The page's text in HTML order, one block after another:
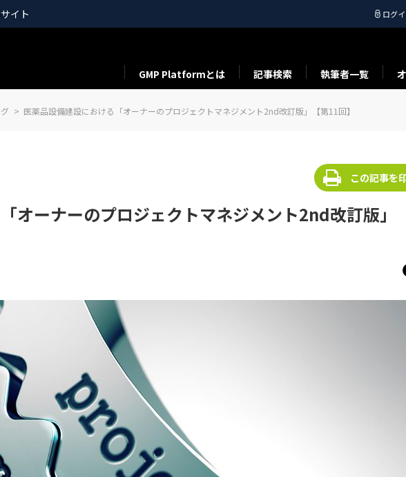
イト ログ
GMP Platformとは 記事検索 執筆者一覧
医薬品設備建設における「オーナーのプロジェクトマネジメント2nd改訂版」【第11回】
オーナーのプロジェクトマネジメント2nd改訂版」
この記事を